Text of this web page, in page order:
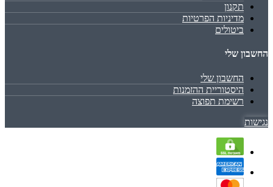
תקנון
מדיניות הפרטיות
ביטולים
החשבון שלי
החשבון שלי
היסטוריית ההזמנות
רשימת תפוצה
נגישות